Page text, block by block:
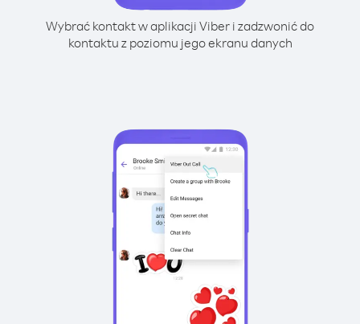
Wybrać kontakt w aplikacji Viber i zadzwonić do
kontaktu z poziomu jego ekranu danych